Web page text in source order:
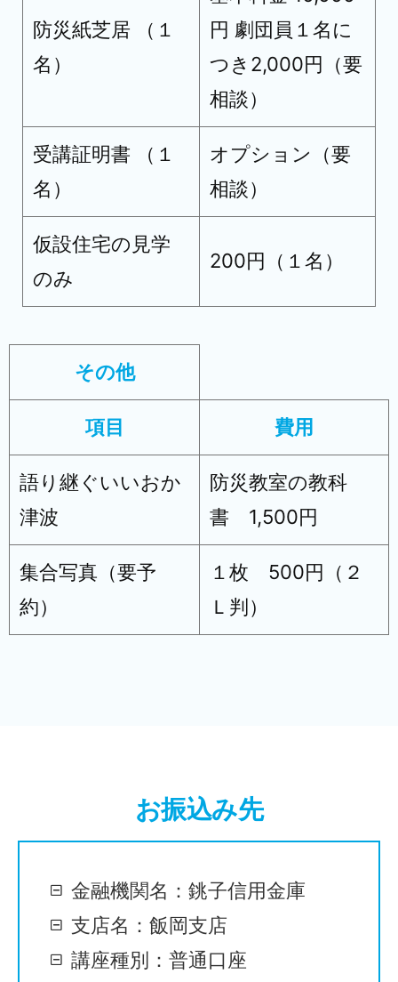
防災紙芝居 （１
名）
円 劇団員１名に
つき2,000円（要
相談）
受講証明書 （１
名）
オプション（要
相談）
仮設住宅の見学
のみ
200円（１名）
その他
項目 費用
語り継ぐいいおか
津波
防災教室の教科
書 1,500円
集合写真（要予
約）
１枚 500円（２
Ｌ判）
お振込み先
金融機関名：銚子信用金庫
支店名：飯岡支店
講座種別：普通口座